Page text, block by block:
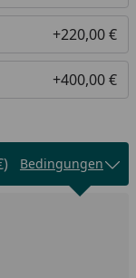
+220,00 €
+400,00 €
Bedingungen
eins erhöhen